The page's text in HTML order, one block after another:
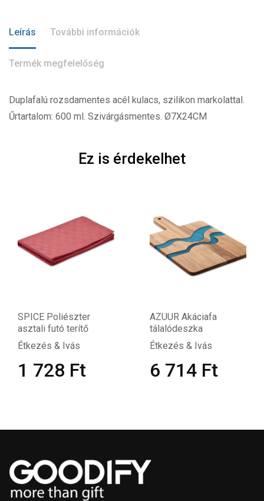
Leírás További információk
Termék megfelelőség
Duplafalú rozsdamentes acél kulacs, szilikon markolattal.
Űrtartalom: 600 ml. Szivárgásmentes. Ø7X24CM
Ez is érdekelhet
SPICE Poliészter
asztali futó terítő
Étkezés & Ivás
1 728 Ft
AZUUR Akáciafa
tálalódeszka
Étkezés & Ivás
6 714 Ft